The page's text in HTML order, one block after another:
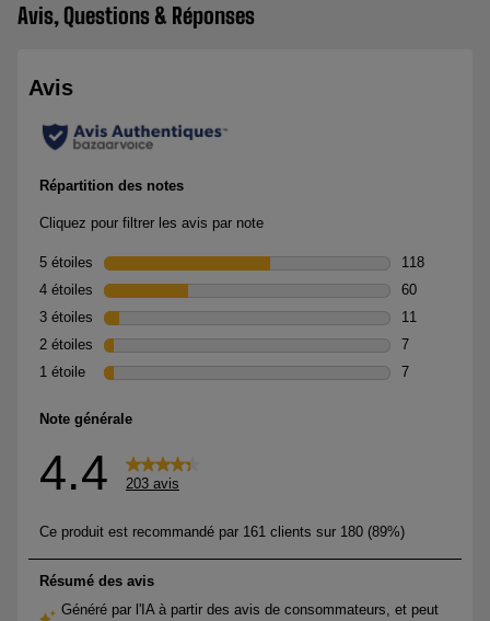
Avis, Questions & Réponses